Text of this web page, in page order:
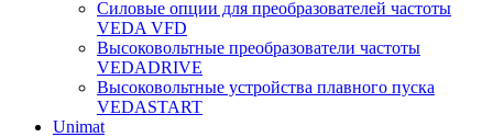
Силовые опции для преобразователей частоты
VEDA VFD
Высоковольтные преобразователи частоты
VEDADRIVE
Высоковольтные устройства плавного пуска
VEDASTART
Unimat